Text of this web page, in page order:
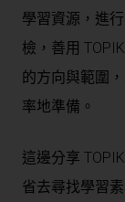
學習資源，進
檢，善用
的方向與範圍
率地準備。
這邊分享
省去尋找學習